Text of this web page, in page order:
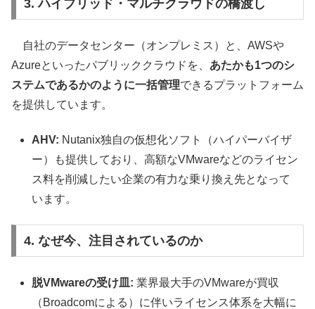
3. ハイブリッド・マルチクラウドの橋渡し
自社のデータセンター（オンプレミス）と、AWSや
Azureといったパブリッククラウドを、 あたかも1つのシ
ステムであるかのように一括管理できるプラットフォーム
を提供しています。
AHV: Nutanix独自の仮想化ソフト（ハイパーバイザ
ー）も提供しており、高額なVMwareなどのライセン
ス料を削減したい企業の有力な乗り換え先となって
います。
4. なぜ今、注目されているのか
脱VMwareの受け皿: 業界最大手のVMwareが買収
（Broadcomによる）に伴いライセンス体系を大幅に